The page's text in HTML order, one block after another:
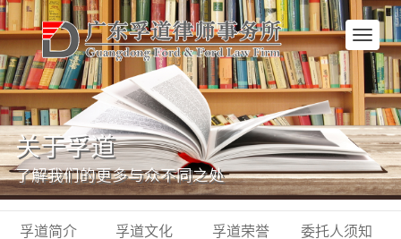
网
站
首
页
关于孚道
了解我们的更多与众不同之处
孚道简介 孚道文化 孚道荣誉 委托人须知